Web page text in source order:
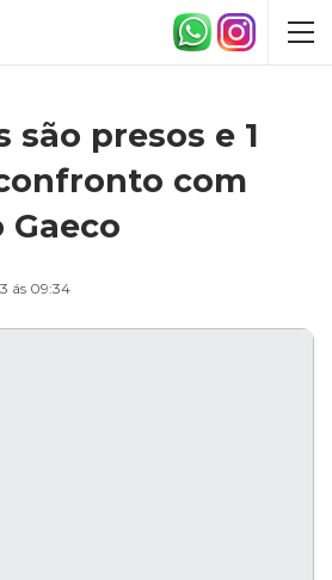
são presos e 1
com
Gaeco
ás 09:34